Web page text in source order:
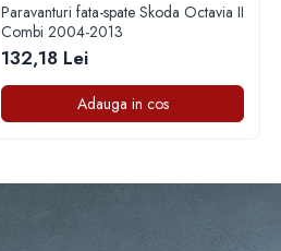
Paravanturi fata-spate Skoda Octavia II
Combi 2004-2013
132,18 Lei
Adauga in cos